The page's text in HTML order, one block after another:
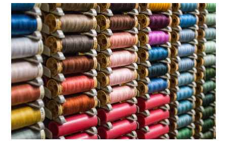
Dettagli Post Magazine